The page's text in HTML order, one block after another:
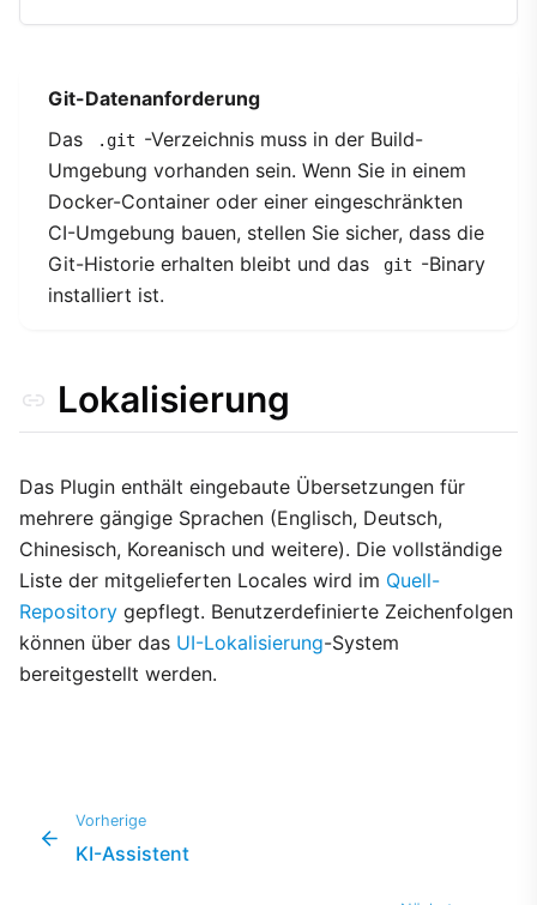
Git-Datenanforderung
Das
.git -Verzeichnis muss in der Build-
Umgebung vorhanden sein. Wenn Sie in einem
Docker-Container oder einer eingeschränkten
CI-Umgebung bauen, stellen Sie sicher, dass die
Git-Historie erhalten bleibt und das
git -Binary
installiert ist.
Lokalisierung
Das Plugin enthält eingebaute Übersetzungen für
mehrere gängige Sprachen (Englisch, Deutsch,
Chinesisch, Koreanisch und weitere). Die vollständige
Liste der mitgelieferten Locales wird im Quell-
Repository gepflegt. Benutzerdefinierte Zeichenfolgen
können über das UI-Lokalisierung-System
bereitgestellt werden.
Vorherige
KI-Assistent